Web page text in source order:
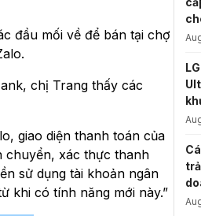
đầu mối về để bán tại chợ
chị Trang thấy các
giao diện thanh toán của
chuyển, xác thực thanh
sử dụng tài khoản ngân
khi có tính năng mới này.”